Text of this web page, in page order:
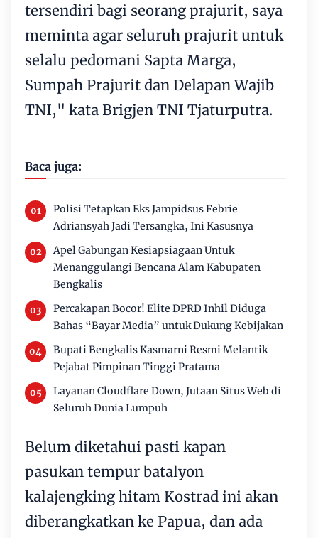
tersendiri bagi seorang prajurit, saya
meminta agar seluruh prajurit untuk
selalu pedomani Sapta Marga,
Sumpah Prajurit dan Delapan Wajib
TNI," kata Brigjen TNI Tjaturputra.
Baca juga:
Polisi Tetapkan Eks Jampidsus Febrie
Adriansyah Jadi Tersangka, Ini Kasusnya
Apel Gabungan Kesiapsiagaan Untuk
Menanggulangi Bencana Alam Kabupaten
Bengkalis
Percakapan Bocor! Elite DPRD Inhil Diduga
Bahas “Bayar Media” untuk Dukung Kebijakan
Bupati Bengkalis Kasmarni Resmi Melantik
Pejabat Pimpinan Tinggi Pratama
Layanan Cloudflare Down, Jutaan Situs Web di
Seluruh Dunia Lumpuh
Belum diketahui pasti kapan
pasukan tempur batalyon
kalajengking hitam Kostrad ini akan
diberangkatkan ke Papua, dan ada